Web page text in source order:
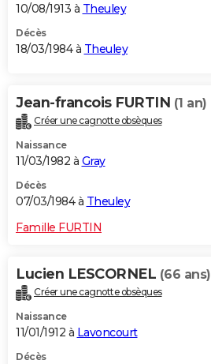
10/08/1913 à Theuley
Décès
18/03/1984 à Theuley
Jean-francois FURTIN (1 an)
Créer une cagnotte obsèques
Naissance
11/03/1982 à Gray
Décès
07/03/1984 à Theuley
Famille FURTIN
Lucien LESCORNEL (66 ans)
Créer une cagnotte obsèques
Naissance
11/01/1912 à Lavoncourt
Décès